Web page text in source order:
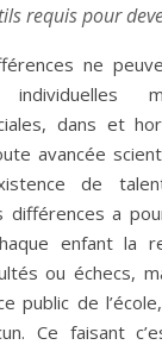
requis pour
ne
dans et
avancée
de
différences a
enfant la
ou échecs,
public de
Ce faisant